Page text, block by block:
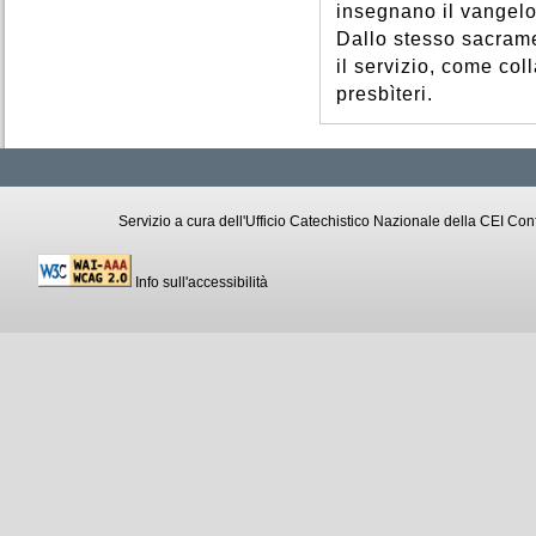
insegnano il
Dallo stesso
il servizio, come
presbìteri.
Servizio a cura dell'Ufficio Catechistico Nazionale della CEI
Info sull'accessibilità